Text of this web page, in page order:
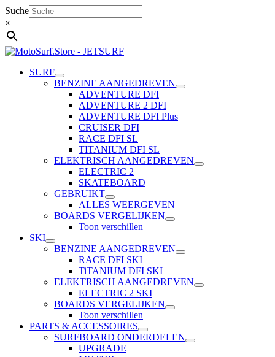
Ga
naar
de
inhoud
Suche
×
SURF
BENZINE AANGEDREVEN
ADVENTURE DFI
ADVENTURE 2 DFI
ADVENTURE DFI Plus
CRUISER DFI
RACE DFI SL
TITANIUM DFI SL
ELEKTRISCH AANGEDREVEN
ELECTRIC 2
SKATEBOARD
GEBRUIKT
ALLES WEERGEVEN
BOARDS VERGELIJKEN
Toon verschillen
SKI
BENZINE AANGEDREVEN
RACE DFI SKI
TiTANIUM DFI SKI
ELEKTRISCH AANGEDREVEN
ELECTRIC 2 SKI
BOARDS VERGELIJKEN
Toon verschillen
PARTS & ACCESSOIRES
SURFBOARD ONDERDELEN
UPGRADE